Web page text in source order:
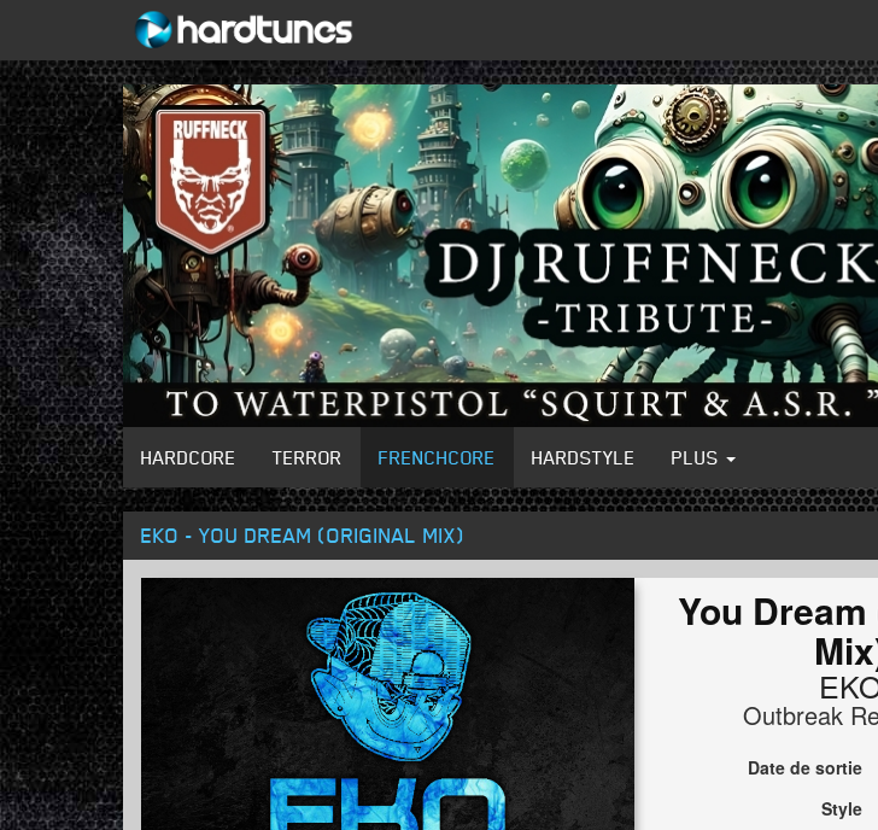
HARDCORE TERROR FRENCHCORE HARDSTYLE PLUS
EKO - YOU DREAM (ORIGINAL MIX)
You
Outbreak
Date de sortie
Style